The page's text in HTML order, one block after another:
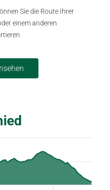
Sie die Route Ihrer
einem anderen